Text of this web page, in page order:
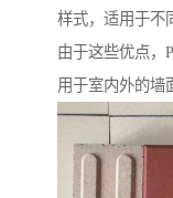
样式，适用于不
由于这些优点，
用于室内外的墙